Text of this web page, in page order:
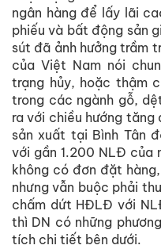
ngân hàng để lấy lãi
phiếu và bất động sản
sút đã ảnh hưởng trầm
của Việt Nam nói
trạng hủy, hoặc thậm
trong các ngành gỗ,
ra với chiều hướng
sản xuất tại Bình Tân
với gần 1.200 NLĐ của
không có đơn đặt
nhưng vẫn buộc phải
chấm dứt HĐLĐ với
thì DN có những
tích chi tiết bên dưới.